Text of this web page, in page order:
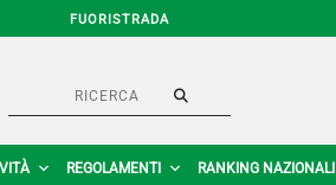
FUORISTRADA
REGOLAMENTI RANKING NAZIONALI